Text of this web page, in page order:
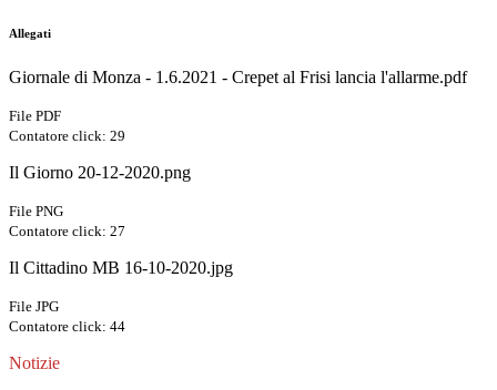
Allegati
Giornale di Monza - 1.6.2021 - Crepet al Frisi lancia l'allarme.pdf
File PDF
Contatore click: 29
Il Giorno 20-12-2020.png
File PNG
Contatore click: 27
Il Cittadino MB 16-10-2020.jpg
File JPG
Contatore click: 44
Notizie